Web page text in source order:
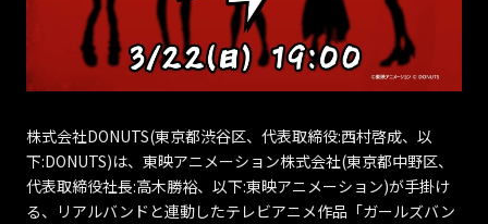
COMPANY
株式会社DONUTS(東京都渋谷区、代表取締役:西村啓成、以
下:DONUTS)は、東映アニメーション株式会社(東京都中野区、
代表取締役社長:高木勝裕、以下:東映アニメーション)が手掛け
る、リアルバンドと連動したテレビアニメ作品「ガールズバン